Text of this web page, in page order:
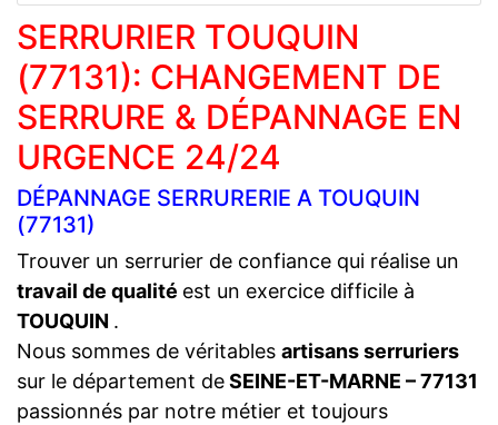
SERRURIER TOUQUIN
(77131): CHANGEMENT DE
SERRURE & DÉPANNAGE EN
URGENCE 24/24
DÉPANNAGE SERRURERIE A TOUQUIN
(77131)
Trouver un serrurier de confiance qui réalise un
travail de qualité est un exercice difficile à
TOUQUIN .
Nous sommes de véritables artisans serruriers
sur le département deSEINE-ET-MARNE – 77131
passionnés par notre métier et toujours